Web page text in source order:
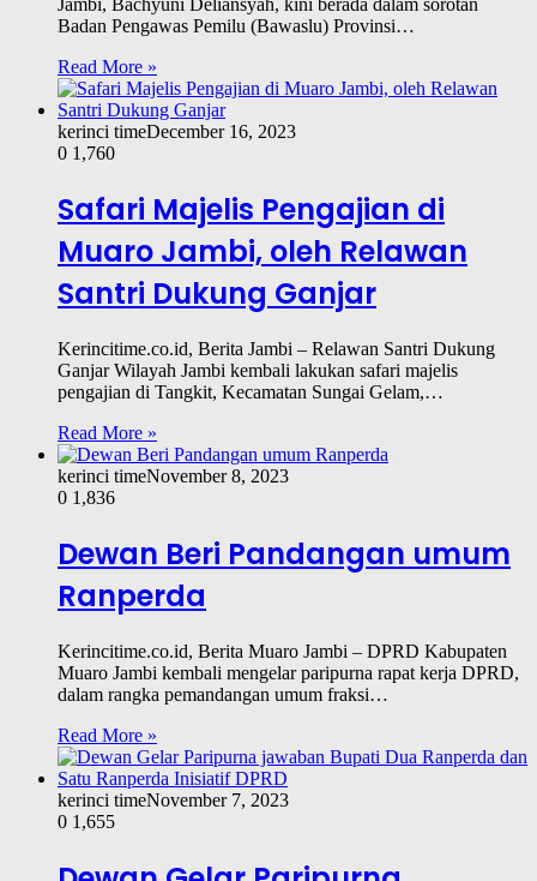
Jambi, Bachyuni Deliansyah, kini berada dalam sorotan
Badan Pengawas Pemilu (Bawaslu) Provinsi…
Read More »
kerinci timeDecember 16, 2023
0 1,760
Safari Majelis Pengajian di
Muaro Jambi, oleh Relawan
Santri Dukung Ganjar
Kerincitime.co.id, Berita Jambi – Relawan Santri Dukung
Ganjar Wilayah Jambi kembali lakukan safari majelis
pengajian di Tangkit, Kecamatan Sungai Gelam,…
Read More »
kerinci timeNovember 8, 2023
0 1,836
Dewan Beri Pandangan umum
Ranperda
Kerincitime.co.id, Berita Muaro Jambi – DPRD Kabupaten
Muaro Jambi kembali mengelar paripurna rapat kerja DPRD,
dalam rangka pemandangan umum fraksi…
Read More »
kerinci timeNovember 7, 2023
0 1,655